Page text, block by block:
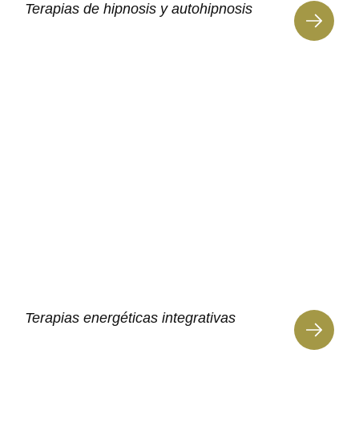
Terapias de hipnosis y autohipnosis
Terapias energéticas integrativas